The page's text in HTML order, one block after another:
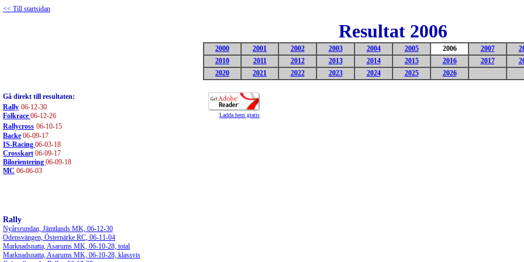
<< Till startsidan
Resultat 2006
2000 2001 2002 2003 2004 2005 2006 2007
2010
2011 2012 2013 2014 2015 2016 2017
2020
2021 2022 2023 2024 2025 2026
Gå direkt till resultaten:
Rally 06-12-30
Folkrace 06-12-26
Rallycross 06-10-15
Backe 06-09-17
IS-Racing 06-03-18
Crosskart 06-09-17
Bilorientering 06-09-18
MC 06-06-03
Ladda hem gratis
Rally
Nyårsrundan, Jämtlands MK, 06-12-30
Odensvängen, Östernärke RC, 06-11-04
Marknadsnatta, Asarums MK, 06-10-28, total
Marknadsnatta, Asarums MK, 06-10-28, klassvis